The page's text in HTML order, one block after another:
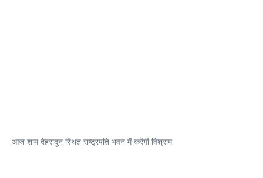
आज शाम देहरादून स्थित राष्ट्रपति भवन में करेंगी विश्राम